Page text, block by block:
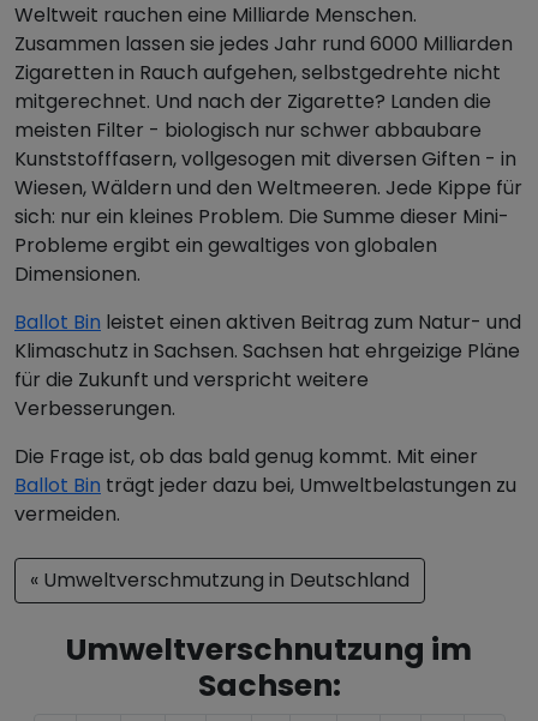
Weltweit rauchen eine Milliarde Menschen.
Zusammen lassen sie jedes Jahr rund 6000 Milliarden
Zigaretten in Rauch aufgehen, selbstgedrehte nicht
mitgerechnet. Und nach der Zigarette? Landen die
meisten Filter - biologisch nur schwer abbaubare
Kunststofffasern, vollgesogen mit diversen Giften - in
Wiesen, Wäldern und den Weltmeeren. Jede Kippe für
sich: nur ein kleines Problem. Die Summe dieser Mini-
Probleme ergibt ein gewaltiges von globalen
Dimensionen.
Ballot Bin leistet einen aktiven Beitrag zum Natur- und
Klimaschutz in Sachsen. Sachsen hat ehrgeizige Pläne
für die Zukunft und verspricht weitere
Verbesserungen.
Die Frage ist, ob das bald genug kommt. Mit einer
Ballot Bin trägt jeder dazu bei, Umweltbelastungen zu
vermeiden.
« Umweltverschmutzung in Deutschland
Umweltverschnutzung im
Sachsen: